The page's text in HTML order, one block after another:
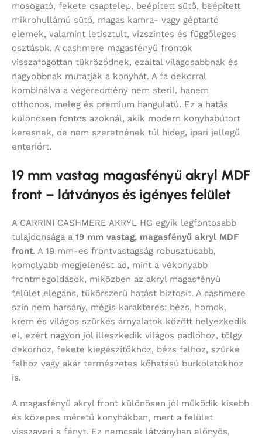
mosogató, fekete csaptelep, beépített sütő, beépített
mikrohullámú sütő, magas kamra- vagy géptartó
elemek, valamint letisztult, vízszintes és függőleges
osztások. A cashmere magasfényű frontok
visszafogottan tükröződnek, ezáltal világosabbnak és
nagyobbnak mutatják a konyhát. A fa dekorral
kombinálva a végeredmény nem steril, hanem
otthonos, meleg és prémium hangulatú. Ez a hatás
különösen fontos azoknál, akik modern konyhabútort
keresnek, de nem szeretnének túl hideg, ipari jellegű
enteriőrt.
19 mm vastag magasfényű akryl MDF
front – látványos és igényes felület
A CARRINI CASHMERE AKRYL HG egyik legfontosabb
tulajdonsága a 19 mm vastag, magasfényű akryl MDF
front. A 19 mm-es frontvastagság robusztusabb,
komolyabb megjelenést ad, mint a vékonyabb
frontmegoldások, miközben az akryl magasfényű
felület elegáns, tükörszerű hatást biztosít. A cashmere
szín nem harsány, mégis karakteres: bézs, homok,
krém és világos szürkés árnyalatok között helyezkedik
el, ezért nagyon jól illeszkedik világos padlóhoz, tölgy
dekorhoz, fekete kiegészítőkhöz, bézs falhoz, szürke
falhoz vagy akár természetes kőhatású burkolatokhoz
is.
A magasfényű akryl front különösen jól működik kisebb
és közepes méretű konyhákban, mert a felület
visszaveri a fényt. Ez nemcsak látványban előnyös,